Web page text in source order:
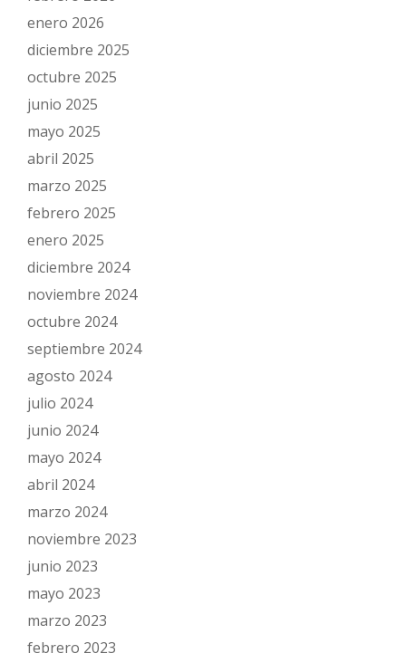
enero 2026
diciembre 2025
octubre 2025
junio 2025
mayo 2025
abril 2025
marzo 2025
febrero 2025
enero 2025
diciembre 2024
noviembre 2024
octubre 2024
septiembre 2024
agosto 2024
julio 2024
junio 2024
mayo 2024
abril 2024
marzo 2024
noviembre 2023
junio 2023
mayo 2023
marzo 2023
febrero 2023